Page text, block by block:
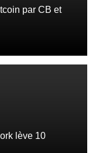
par CB et
lève 10